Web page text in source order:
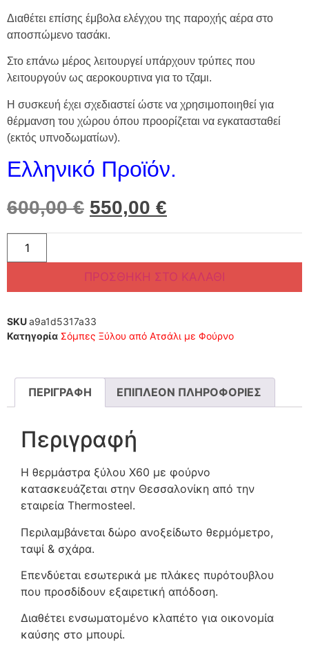
Διαθέτει επίσης έμβολα ελέγχου της παροχής αέρα στο
αποσπώμενο τασάκι.
Στο επάνω μέρος λειτουργεί υπάρχουν τρύπες που
λειτουργούν ως αεροκουρτινα για το τζαμι.
Η συσκευή έχει σχεδιαστεί ώστε να χρησιμοποιηθεί για
θέρμανση του χώρου όπου προορίζεται να εγκατασταθεί
(εκτός υπνοδωματίων).
Ελληνικό Προϊόν.
600,00€ 550,00 €
ΠΡΟΣΘΉΚΗ ΣΤΟ ΚΑΛΆΘΙ
SKUa9a1d5317a33
Κατηγορία Σόμπες Ξύλου από Ατσάλι με Φούρνο
ΠΕΡΙΓΡΑΦΉ ΕΠΙΠΛΈΟΝ ΠΛΗΡΟΦΟΡΊΕΣ
Περιγραφή
Η θερμάστρα ξύλου Χ60 με φούρνο
κατασκευάζεται στην Θεσσαλονίκη από την
εταιρεία Thermosteel.
Περιλαμβάνεται δώρο ανοξείδωτο θερμόμετρο,
ταψί & σχάρα.
Επενδύεται εσωτερικά με πλάκες πυρότουβλου
που προσδίδουν εξαιρετική απόδοση.
Διαθέτει ενσωματομένο κλαπέτο για οικονομία
καύσης στο μπουρί.